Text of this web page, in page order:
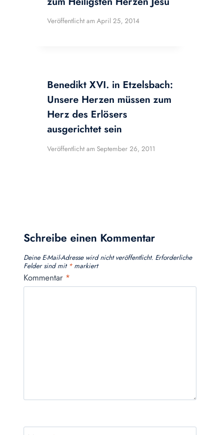
Veröffentlicht am April 25, 2014
Benedikt XVI. in Etzelsbach:
Unsere Herzen müssen zum
Herz des Erlösers
ausgerichtet sein
Veröffentlicht am September 26, 2011
Schreibe einen Kommentar
Deine E-Mail-Adresse wird nicht veröffentlicht. Erforderliche
Felder sind mit *markiert
Kommentar *